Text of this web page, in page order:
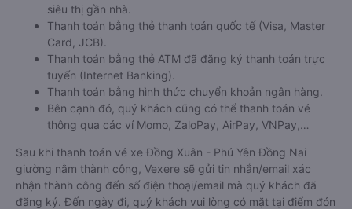
siêu thị gần nhà.
Thanh toán bằng thẻ thanh toán quốc tế (Visa, Master
Card, JCB).
Thanh toán bằng thẻ ATM đã đăng ký thanh toán trực
tuyến (Internet Banking).
Thanh toán bằng hình thức chuyển khoản ngân hàng.
Bên cạnh đó, quý khách cũng có thể thanh toán vé
thông qua các ví Momo, ZaloPay, AirPay, VNPay,…
Sau khi thanh toán vé xe Đồng Xuân - Phú Yên Đồng Nai
giường nằm thành công, Vexere sẽ gửi tin nhắn/email xác
nhận thành công đến số điện thoại/email mà quý khách đã
đăng ký. Đến ngày đi, quý khách vui lòng có mặt tại điểm đón